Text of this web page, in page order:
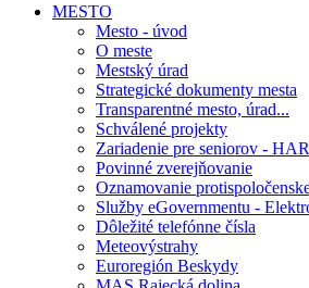
MESTO
Mesto - úvod
O meste
Mestský úrad
Strategické dokumenty mesta
Transparentné mesto, úrad...
Schválené projekty
Zariadenie pre seniorov -
Povinné zverejňovanie
Oznamovanie
Služby eGovernmentu -
Dôležité telefónne čísla
Meteovýstrahy
Euroregión Beskydy